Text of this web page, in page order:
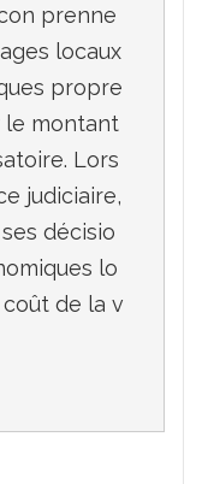
prenne
locaux
propre
le montant
Lors
judiciaire,
décisio
lo
coût de la v